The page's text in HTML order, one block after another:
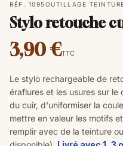
RÉF. 1095OUTILLAGE
Stylo retouche
3,90 €TTC
Le stylo rechargeable de
éraflures et les usures sur le
du cuir, d'uniformiser la
mettre en valeur les motifs
remplir avec de la teinture